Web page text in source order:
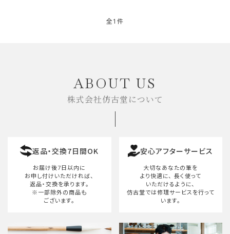
全1件
検索する
ABOUT US
株式会社仿古堂について
返品・交換7日間OK
お届け後7日以内に
お申し付けいただければ、
返品・交換を承ります。
※一部除外の商品も
ございます。
安心アフターサービス
大切なあなたの筆を
より快適に、 長く使って
いただけるように、
仿古堂では修理サービスを行って
います。